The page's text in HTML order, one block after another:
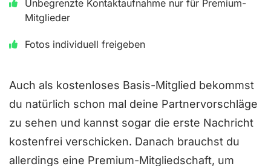
r
e
m
t
4
.
Unbegrenzte Kontaktaufnahme nur für Premium-
Mitglieder
Fotos individuell freigeben
Auch als kostenloses Basis-Mitglied bekommst
du natürlich schon mal deine Partnervorschläge
zu sehen und kannst sogar die erste Nachricht
kostenfrei verschicken. Danach brauchst du
allerdings eine Premium-Mitgliedschaft, um